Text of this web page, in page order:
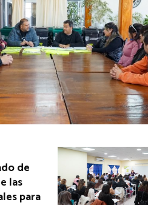
de
las
para